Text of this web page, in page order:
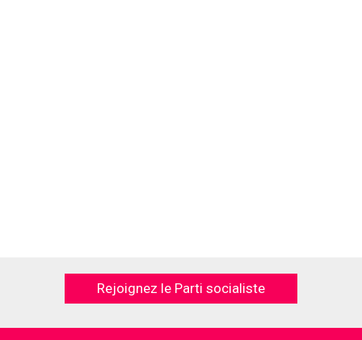
Rejoignez le Parti socialiste